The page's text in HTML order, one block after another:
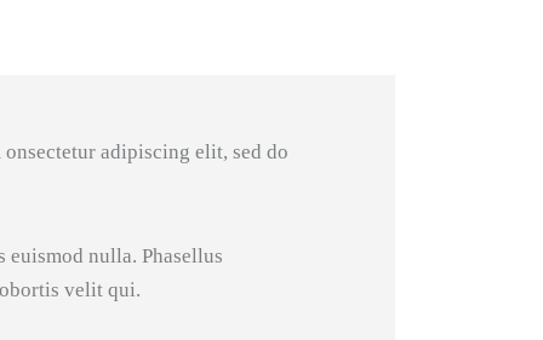
adipiscing elit, sed do
euismod nulla. Phasellus
velit qui.